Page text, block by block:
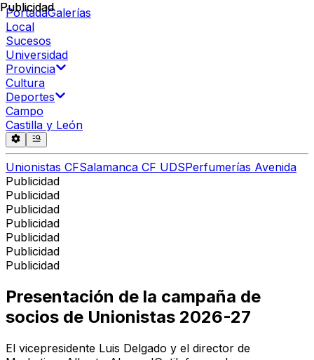
PortadaGalerías
Local
Sucesos
Universidad
Provincia
Cultura
Deportes
Campo
Castilla y León
Unionistas CFSalamanca CF UDSPerfumerías Avenida
Publicidad
Publicidad
Publicidad
Publicidad
Publicidad
Publicidad
Publicidad
Publicidad
Presentación de la campaña de
socios de Unionistas 2026-27
El vicepresidente Luis Delgado y el director de
Publicidad